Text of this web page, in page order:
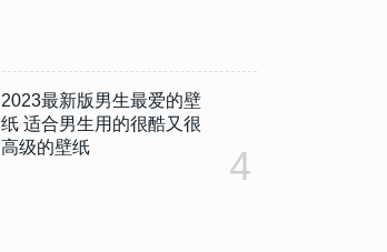
2023最新版男生最爱的壁
纸 适合男生用的很酷又很
高级的壁纸
4